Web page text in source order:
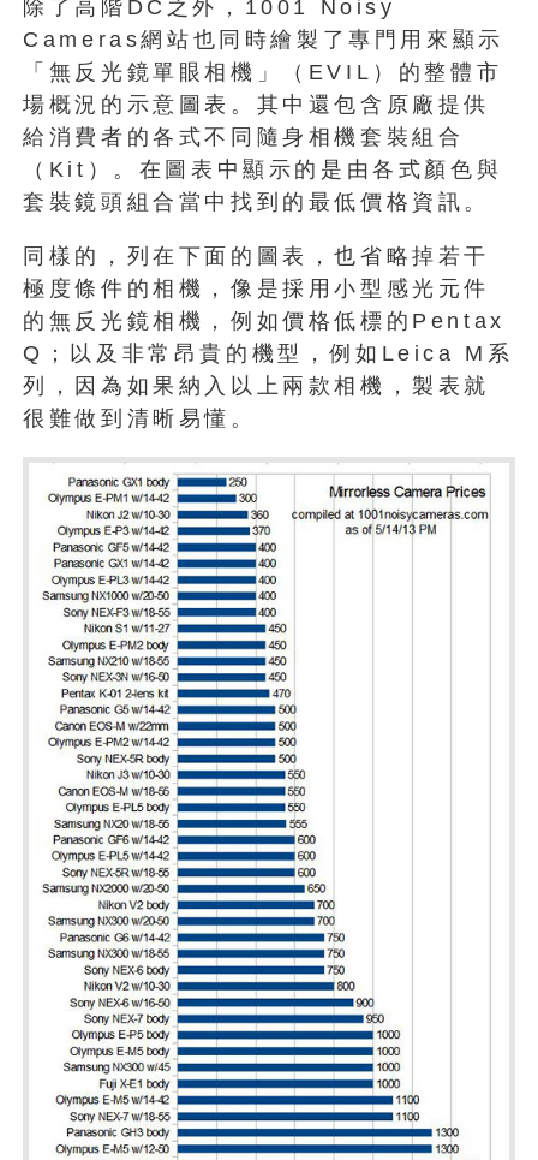
除了高階DC之外，1001 Noisy
Cameras網站也同時繪製了專門用來顯示
「無反光鏡單眼相機」（EVIL）的整體市
場概況的示意圖表。其中還包含原廠提供
給消費者的各式不同隨身相機套裝組合
（Kit）。在圖表中顯示的是由各式顏色與
套裝鏡頭組合當中找到的最低價格資訊。
同樣的，列在下面的圖表，也省略掉若干
極度條件的相機，像是採用小型感光元件
的無反光鏡相機，例如價格低標的Pentax
Q；以及非常昂貴的機型，例如Leica M系
列，因為如果納入以上兩款相機，製表就
很難做到清晰易懂。